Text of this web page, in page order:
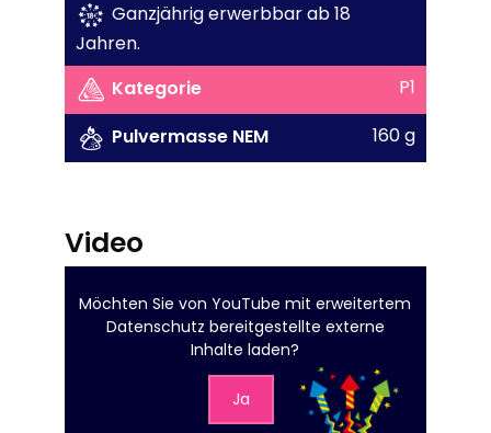
Ganzjährig erwerbbar ab 18
Jahren.
Kategorie
P1
Pulvermasse NEM
160 g
Video
Möchten Sie vonYouTube mit erweitertem
Datenschutz bereitgestellte externe
Inhalte laden?
Ja